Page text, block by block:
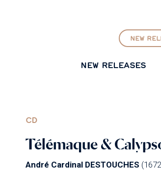
NEW
NEW RELEASES
CD
Télémaque &
André Cardinal DESTOUCHES